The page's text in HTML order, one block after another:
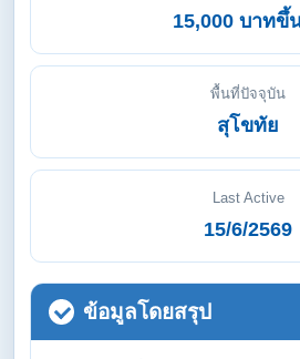
15,000 บาทขึ้
พื้นที่ปัจจุบัน
สุโขทัย
Last Active
15/6/2569
ข้อมูลโดยสรุป